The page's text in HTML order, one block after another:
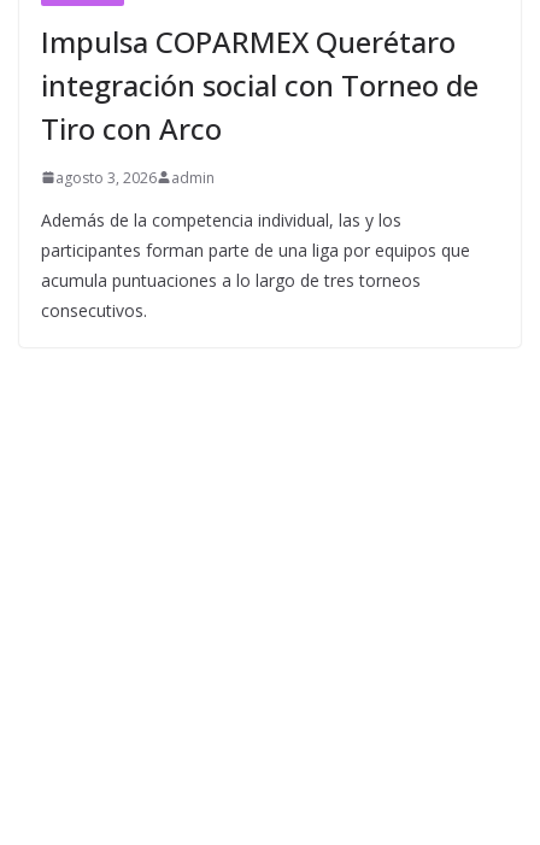
Impulsa COPARMEX Querétaro
integración social con Torneo de
Tiro con Arco
agosto 3, 2026 admin
Además de la competencia individual, las y los
participantes forman parte de una liga por equipos que
acumula puntuaciones a lo largo de tres torneos
consecutivos.